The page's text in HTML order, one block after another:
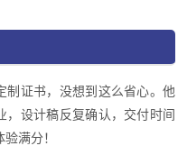
制证书，没想到这么省心。他
，设计稿反复确认，交付时间
满分！